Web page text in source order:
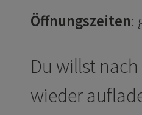
Öffnungszeiten:
Du willst
wieder